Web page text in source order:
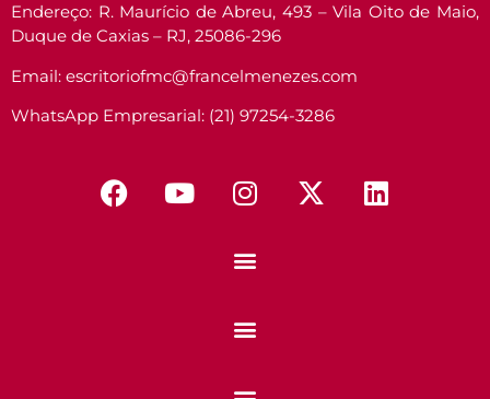
Endereço: R. Maurício de Abreu, 493 – Vila Oito de Maio,
Duque de Caxias – RJ, 25086-296
Email: escritoriofmc@francelmenezes.com
WhatsApp Empresarial: (21) 97254-3286